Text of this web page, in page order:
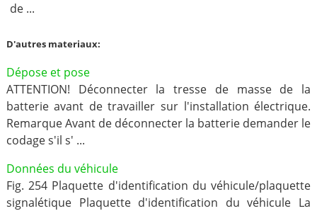
de ...
D'autres materiaux:
Dépose et pose
ATTENTION! Déconnecter la tresse de masse de la
batterie avant de travailler sur l'installation électrique.
Remarque Avant de déconnecter la batterie demander le
codage s'il s' ...
Données du véhicule
Fig. 254 Plaquette d'identification du véhicule/plaquette
signalétique Plaquette d'identification du véhicule La